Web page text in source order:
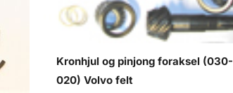
Kronhjul og pinjong foraksel (030-
020) Volvo felt